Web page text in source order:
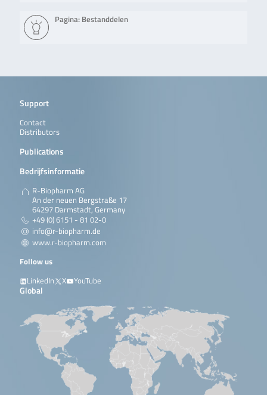
Pagina: Bestanddelen
Support
Contact
Distributors
Publications
Bedrijfsinformatie
R-Biopharm AG
An der neuen Bergstraße 17
64297 Darmstadt, Germany
+49 (0) 6151 - 81 02-0
info@r-biopharm.de
www.r-biopharm.com
Follow us
LinkedIn
X YouTube
Global